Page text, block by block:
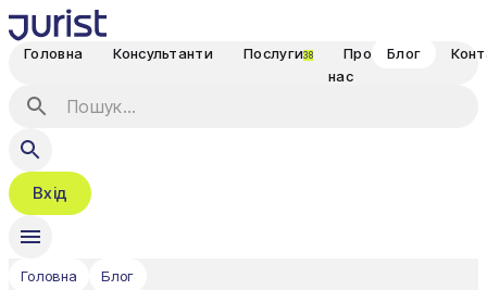
Головна Консультанти Послуги38
Про
нас
Блог
Вхід
Головна Блог